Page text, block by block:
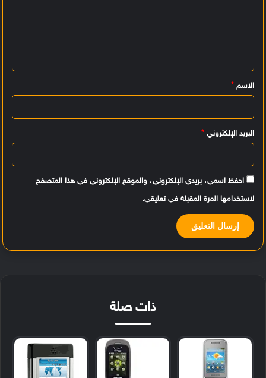
ي
ق
الاسم *
البريد الإلكتروني *
احفظ اسمي، بريدي الإلكتروني، والموقع الإلكتروني في هذا المتصفح
لاستخدامها المرة المقبلة في تعليقي.
ذات صلة